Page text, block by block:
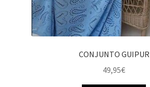
CONJUNTO GUIPUR
49,95€